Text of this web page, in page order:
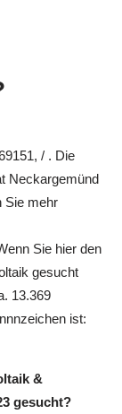
/ . Die
Neckargemünd
Sie mehr
Sie hier den
gesucht
13.369